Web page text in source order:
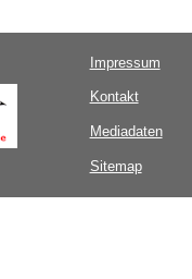
Impressum
Kontakt
Mediadaten
Sitemap